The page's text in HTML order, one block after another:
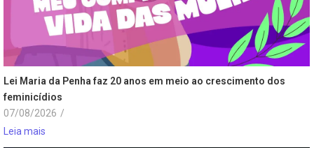
Lei Maria da Penha faz 20 anos em meio ao crescimento dos
feminicídios
07/08/2026 /
Leia mais